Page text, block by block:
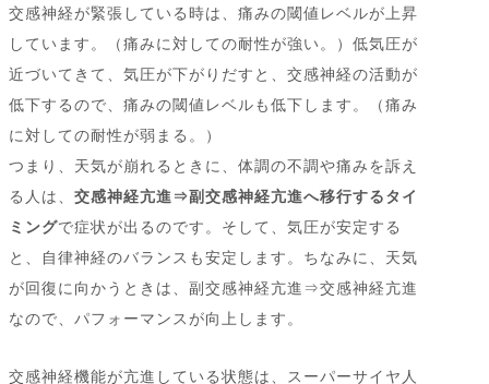
交感神経が緊張している時は、痛みの閾値レベルが上昇
しています。（痛みに対しての耐性が強い。）低気圧が
近づいてきて、気圧が下がりだすと、交感神経の活動が
低下するので、痛みの閾値レベルも低下します。（痛み
に対しての耐性が弱まる。）
つまり、天気が崩れるときに、体調の不調や痛みを訴え
る人は、 交感神経亢進⇒副交感神経亢進へ移行するタイ
ミングで症状が出るのです。そして、気圧が安定する
と、自律神経のバランスも安定します。ちなみに、天気
が回復に向かうときは、副交感神経亢進⇒交感神経亢進
なので、パフォーマンスが向上します。
交感神経機能が亢進している状態は、スーパーサイヤ人